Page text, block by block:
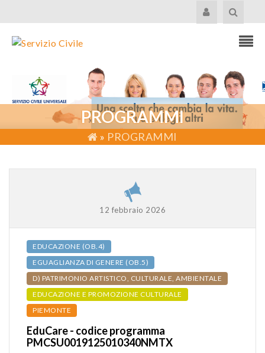
PROGRAMMI
» PROGRAMMI
12 febbraio 2026
EDUCAZIONE (OB.4)
EGUAGLIANZA DI GENERE (OB.5)
D) PATRIMONIO ARTISTICO, CULTURALE, AMBIENTALE
EDUCAZIONE E PROMOZIONE CULTURALE
PIEMONTE
EduCare - codice programma
PMCSU0019125010340NMTX